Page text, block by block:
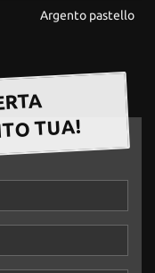
Argento pastello
TUA!